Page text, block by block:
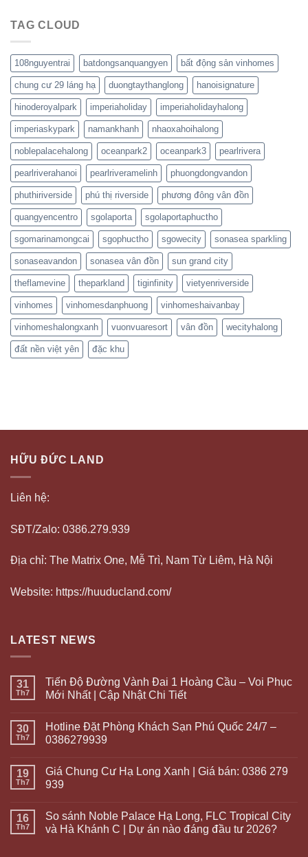
TAG CLOUD
108nguyentrai batdongsanquangyen bất động sản vinhomes
chung cư 29 láng hạ duongtaythanglong hanoisignature
hinoderoyalpark imperiaholiday imperiaholidayhalong
imperiaskypark namankhanh nhaoxahoihalong
noblepalacehalong oceanpark2 oceanpark3 pearlrivera
pearlriverahanoi pearlriveramelinh phuongdongvandon
phuthiriverside phú thị riverside phương đông vân đồn
quangyencentro sgolaporta sgolaportaphuctho
sgomarinamongcai sgophuctho sgowecity sonasea sparkling
sonaseavandon sonasea vân đồn sun grand city
theflamevine theparkland tiginfinity vietyenriverside
vinhomes vinhomesdanphuong vinhomeshaivanbay
vinhomeshalongxanh vuonvuaresort vân đồn wecityhalong
đất nền việt yên đặc khu
HỮU ĐỨC LAND
Liên hệ:
SĐT/Zalo: 0386.279.939
Địa chỉ: The Matrix One, Mễ Trì, Nam Từ Liêm, Hà Nội
Website: https://huuducland.com/
LATEST NEWS
31
Th7
Tiến Độ Đường Vành Đai 1 Hoàng Cầu – Voi Phục
Mới Nhất | Cập Nhật Chi Tiết
30
Th7
Hotline Đặt Phòng Khách Sạn Phú Quốc 24/7 –
0386279939
19
Th7
Giá Chung Cư Hạ Long Xanh | Giá bán: 0386 279
939
16
Th7
So sánh Noble Palace Hạ Long, FLC Tropical City
và Hà Khánh C | Dự án nào đáng đầu tư 2026?